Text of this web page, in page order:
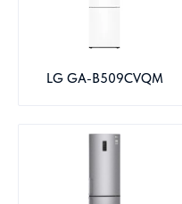
LG GA-B509CVQM